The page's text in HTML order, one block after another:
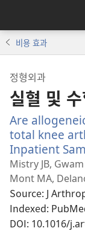
비용 효과
정형외과
실혈 및
Are
total knee
Inpatient
Mistry JB,
Mont MA,
Source‎: J
Indexed‎:
DOI‎: 10.1016/